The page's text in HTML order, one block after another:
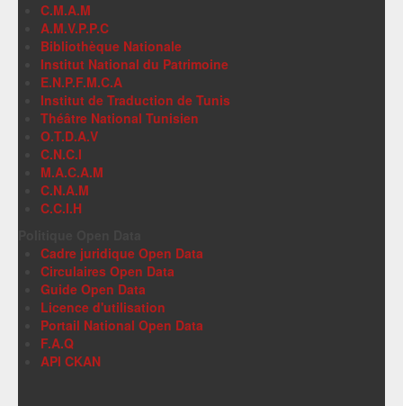
C.M.A.M
A.M.V.P.P.C
Bibliothèque Nationale
Institut National du Patrimoine
E.N.P.F.M.C.A
Institut de Traduction de Tunis
Théâtre National Tunisien
O.T.D.A.V
C.N.C.I
M.A.C.A.M
C.N.A.M
C.C.I.H
Cadre juridique Open Data
Circulaires Open Data
Guide Open Data
Licence d'utilisation
Portail National Open Data
F.A.Q
API CKAN